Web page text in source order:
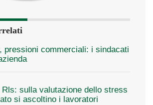
pressioni commerciali: i sindacati
sulla valutazione dello stress
si ascoltino i lavoratori